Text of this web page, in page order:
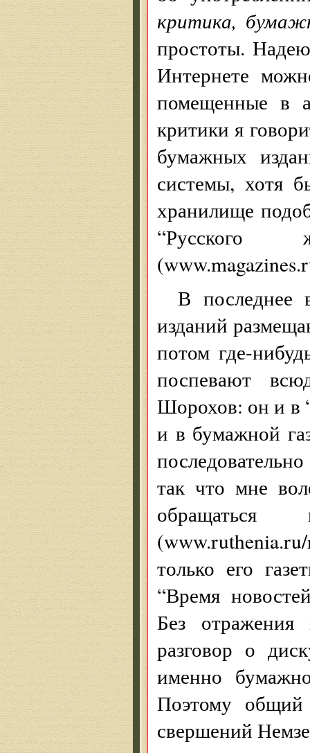
критика,
простоты.
Интернете
помещенные в
критики я
бумажных
системы, хотя
хранилище
“Русского
В последнее
изданий
потом где-
поспевают
Шорохов: он и в
и в бумажной
так что мне
только его
“Время
Без отражения
разговор о
именно
Поэтому общий
свершений